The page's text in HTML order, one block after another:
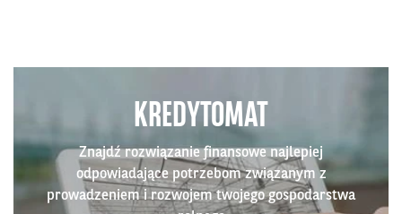
KREDYTOMAT
Znajdź rozwiązanie finansowe najlepiej
odpowiadające potrzebom związanym z
prowadzeniem i rozwojem twojego gospodarstwa